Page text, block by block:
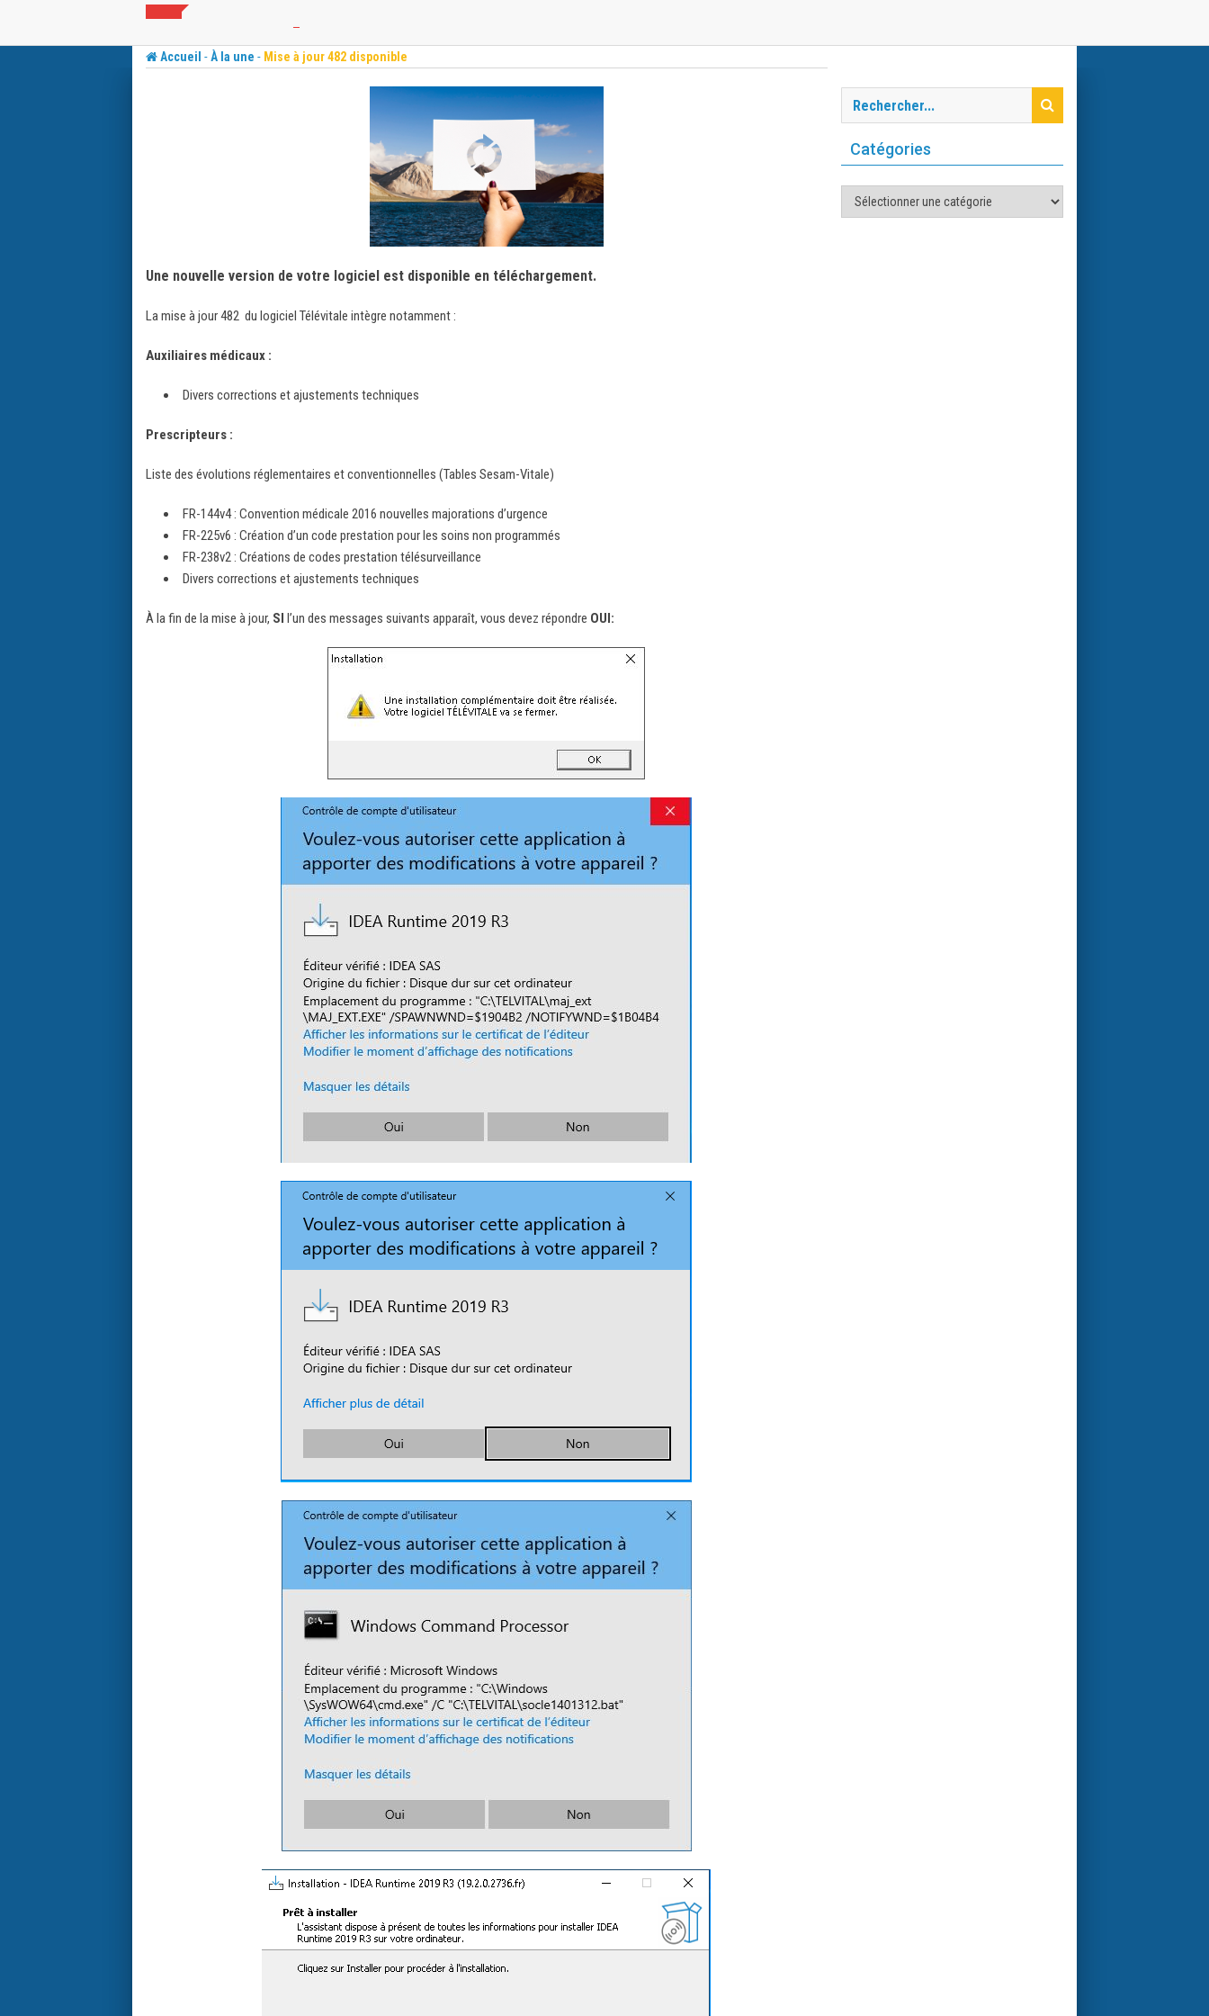
Accueil -À la une - Mise à jour 482 disponible
Une nouvelle version de votre logiciel est disponible en téléchargement.
La mise à jour 482 du logiciel Télévitale intègre notamment :
Auxiliaires médicaux :
Divers corrections et ajustements techniques
Prescripteurs :
Liste des évolutions réglementaires et conventionnelles (Tables Sesam-Vitale)
FR-144v4 : Convention médicale 2016 nouvelles majorations d’urgence
FR-225v6 : Création d’un code prestation pour les soins non programmés
FR-238v2 : Créations de codes prestation télésurveillance
Divers corrections et ajustements techniques
À la fin de la mise à jour, SI l’un des messages suivants apparaît, vous devez répondre OUI:
Catégories
Catégories